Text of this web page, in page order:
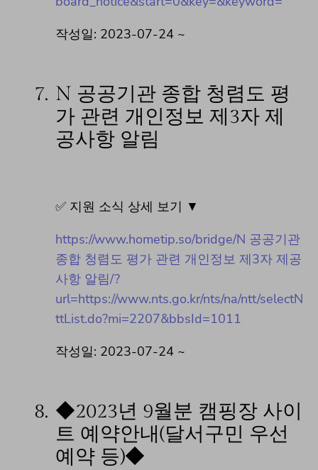
작성일: 2023-07-24 ~
7. N 공공기관 종합 청렴도 평
가 관련 개인정보 제3자 제
공사항 알림
✅ 지원 소식 상세 보기 ▼
https://www.hometip.so/bridge/N 공공기관
종합 청렴도 평가 관련 개인정보 제3자 제공
사항 알림/?
url=https://www.nts.go.kr/nts/na/ntt/selectN
ttList.do?mi=2207&bbsId=1011
작성일: 2023-07-24 ~
8. ◆2023년 9월분 캠핑장 사이
트 예약안내(달서구민 우선
예약 등)◆